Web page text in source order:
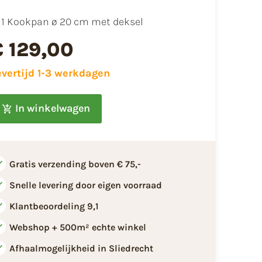
1 Kookpan ø 20 cm met deksel
129,00
1-3 werkdagen
In winkelwagen
Gratis verzending boven € 75,-
Snelle levering door eigen voorraad
Klantbeoordeling 9,1
Webshop + 500m² echte winkel
Afhaalmogelijkheid in Sliedrecht